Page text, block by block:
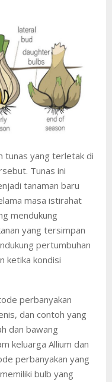
tunas yang terletak di
Tunas ini
tanaman baru
masa istirahat
mendukung
yang tersimpan
pertumbuhan
ketika kondisi
perbanyakan
dan contoh yang
dan bawang
keluarga Allium dan
perbanyakan yang
bulb yang